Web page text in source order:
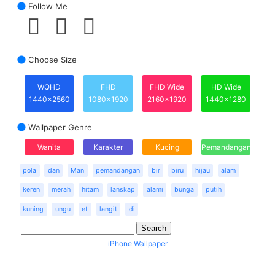
Follow Me
Choose Size
WQHD
1440x2560
FHD
1080x1920
FHD Wide
2160x1920
HD Wide
1440x1280
Wallpaper Genre
Wanita Karakter Kucing Pemandangan
pola dan Man pemandangan bir biru hijau alam
keren merah hitam lanskap alami bunga putih
kuning ungu et langit di
iPhone Wallpaper